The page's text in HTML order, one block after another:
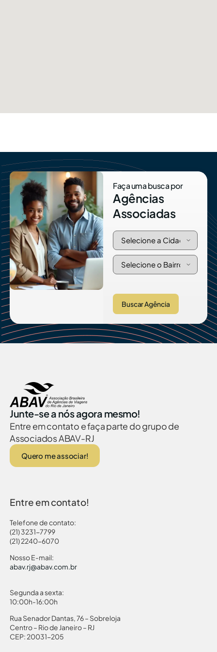
Faça uma busca por
Agências
Associadas
Buscar Agência
Junte-se a nós agora mesmo!
Entre em contato e faça parte do grupo de
Associados ABAV-RJ
Quero me associar!
Entre em contato!
Telefone de contato:
(21) 3231-7799
(21) 2240-6070
Nosso E-mail:
abav.rj@abav.com.br
Segunda a sexta:
10:00h-16:00h
Rua Senador Dantas, 76 – Sobreloja
Centro – Rio de Janeiro – RJ
CEP: 20031-205